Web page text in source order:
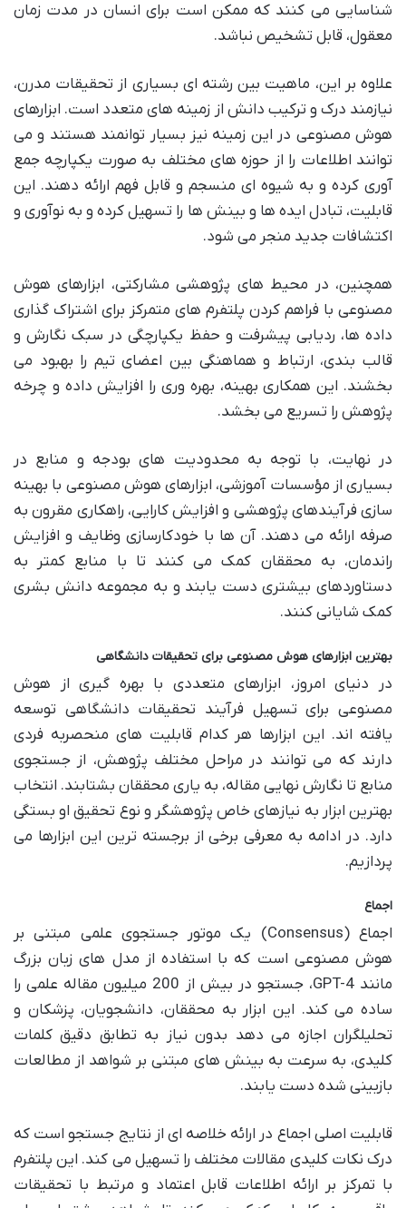
شناسایی می کنند که ممکن است برای انسان در مدت زمان
معقول، قابل تشخیص نباشد.
علاوه بر این، ماهیت بین رشته ای بسیاری از تحقیقات مدرن،
نیازمند درک و ترکیب دانش از زمینه های متعدد است. ابزارهای
هوش مصنوعی در این زمینه نیز بسیار توانمند هستند و می
توانند اطلاعات را از حوزه های مختلف به صورت یکپارچه جمع
آوری کرده و به شیوه ای منسجم و قابل فهم ارائه دهند. این
قابلیت، تبادل ایده ها و بینش ها را تسهیل کرده و به نوآوری و
اکتشافات جدید منجر می شود.
همچنین، در محیط های پژوهشی مشارکتی، ابزارهای هوش
مصنوعی با فراهم کردن پلتفرم های متمرکز برای اشتراک گذاری
داده ها، ردیابی پیشرفت و حفظ یکپارچگی در سبک نگارش و
قالب بندی، ارتباط و هماهنگی بین اعضای تیم را بهبود می
بخشند. این همکاری بهینه، بهره وری را افزایش داده و چرخه
پژوهش را تسریع می بخشد.
در نهایت، با توجه به محدودیت های بودجه و منابع در
بسیاری از مؤسسات آموزشی، ابزارهای هوش مصنوعی با بهینه
سازی فرآیندهای پژوهشی و افزایش کارایی، راهکاری مقرون به
صرفه ارائه می دهند. آن ها با خودکارسازی وظایف و افزایش
راندمان، به محققان کمک می کنند تا با منابع کمتر به
دستاوردهای بیشتری دست یابند و به مجموعه دانش بشری
کمک شایانی کنند.
بهترین ابزارهای هوش مصنوعی برای تحقیقات دانشگاهی
در دنیای امروز، ابزارهای متعددی با بهره گیری از هوش
مصنوعی برای تسهیل فرآیند تحقیقات دانشگاهی توسعه
یافته اند. این ابزارها هر کدام قابلیت های منحصربه فردی
دارند که می توانند در مراحل مختلف پژوهش، از جستجوی
منابع تا نگارش نهایی مقاله، به یاری محققان بشتابند. انتخاب
بهترین ابزار به نیازهای خاص پژوهشگر و نوع تحقیق او بستگی
دارد. در ادامه به معرفی برخی از برجسته ترین این ابزارها می
پردازیم.
اجماع
اجماع (Consensus) یک موتور جستجوی علمی مبتنی بر
هوش مصنوعی است که با استفاده از مدل های زبان بزرگ
مانند GPT-4، جستجو در بیش از 200 میلیون مقاله علمی را
ساده می کند. این ابزار به محققان، دانشجویان، پزشکان و
تحلیلگران اجازه می دهد بدون نیاز به تطابق دقیق کلمات
کلیدی، به سرعت به بینش های مبتنی بر شواهد از مطالعات
بازبینی شده دست یابند.
قابلیت اصلی اجماع در ارائه خلاصه ای از نتایج جستجو است که
درک نکات کلیدی مقالات مختلف را تسهیل می کند. این پلتفرم
با تمرکز بر ارائه اطلاعات قابل اعتماد و مرتبط با تحقیقات